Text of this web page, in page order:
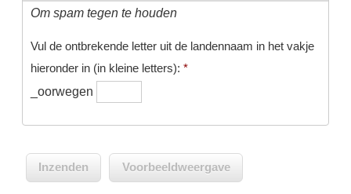
Om spam tegen te houden
Vul de ontbrekende letter uit de landennaam in het vakje
hieronder in (in kleine letters): *
_oorwegen